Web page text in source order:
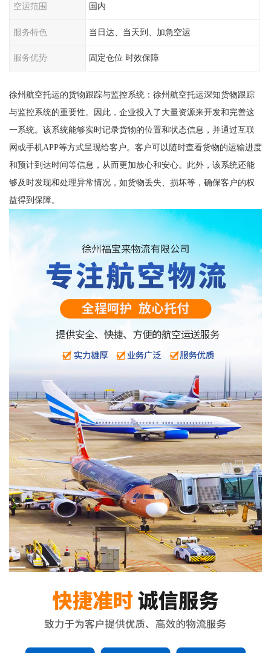
空运范围 国内
服务特色 当日达、当天到、加急空运
服务优势 固定仓位 时效保障
徐州航空托运的货物跟踪与监控系统：徐州航空托运深知货物跟踪
与监控系统的重要性。因此，企业投入了大量资源来开发和完善这
一系统。该系统能够实时记录货物的位置和状态信息，并通过互联
网或手机APP等方式呈现给客户。客户可以随时查看货物的运输进度
和预计到达时间等信息，从而更加放心和安心。此外，该系统还能
够及时发现和处理异常情况，如货物丢失、损坏等，确保客户的权
益得到保障。